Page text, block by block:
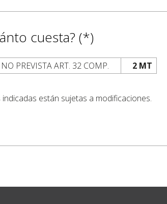
cuesta? (*)
PREVISTA ART. 32 COMP. 2 MT
indicadas están sujetas a modificaciones.